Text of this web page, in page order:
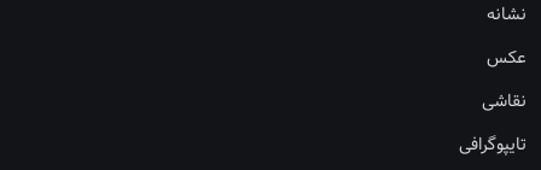
نشانه
عکس
نقاشی
تایپوگرافی